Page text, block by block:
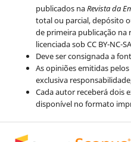
publicados naRevista da
total ou parcial, depósito
de primeira publicação na
licenciada sob CC BY-NC-
Deve ser consignada a
As opiniões emitidas
exclusiva
Cada autor receberá dois
disponível no formato